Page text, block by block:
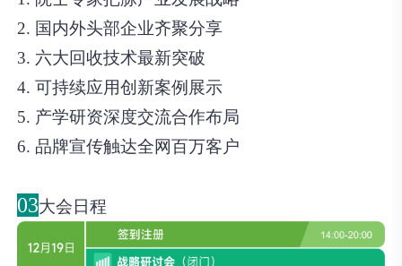
2. 国内外头部企业齐聚分享
3. 六大回收技术最新突破
4. 可持续应用创新案例展示
5. 产学研资深度交流合作布局
6. 品牌宣传触达全网百万客户
03大会日程